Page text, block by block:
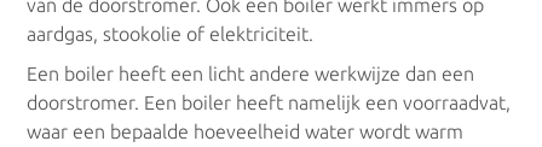
van de doorstromer. Ook een boiler werkt immers op
aardgas, stookolie of elektriciteit.
Een boiler heeft een licht andere werkwijze dan een
doorstromer. Een boiler heeft namelijk een voorraadvat,
waar een bepaalde hoeveelheid water wordt warm